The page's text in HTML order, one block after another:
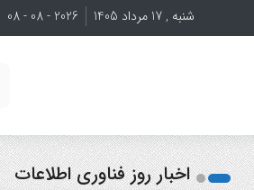
شنبه , 17 مرداد 1405 2026 - 08 - 08
اخبار روز فناوری اطلاعات